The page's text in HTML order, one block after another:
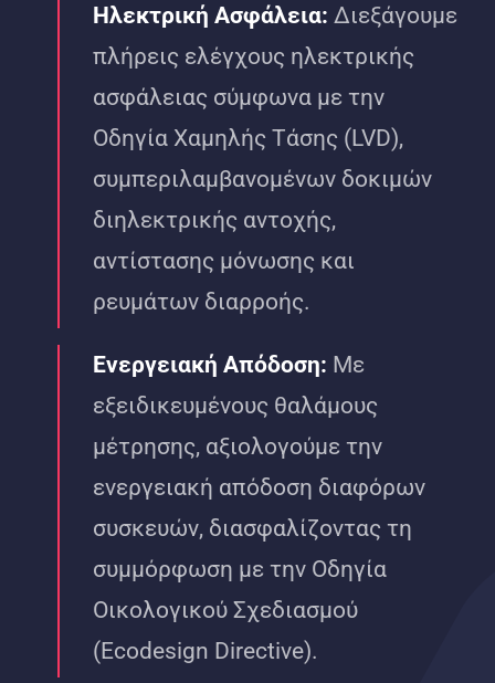
Ηλεκτρική Ασφάλεια: Διεξάγουμε
πλήρεις ελέγχους ηλεκτρικής
ασφάλειας σύμφωνα με την
Οδηγία Χαμηλής Τάσης (LVD),
συμπεριλαμβανομένων δοκιμών
διηλεκτρικής αντοχής,
αντίστασης μόνωσης και
ρευμάτων διαρροής.
Ενεργειακή Απόδοση: Με
εξειδικευμένους θαλάμους
μέτρησης, αξιολογούμε την
ενεργειακή απόδοση διαφόρων
συσκευών, διασφαλίζοντας τη
συμμόρφωση με την Οδηγία
Οικολογικού Σχεδιασμού
(Ecodesign Directive).